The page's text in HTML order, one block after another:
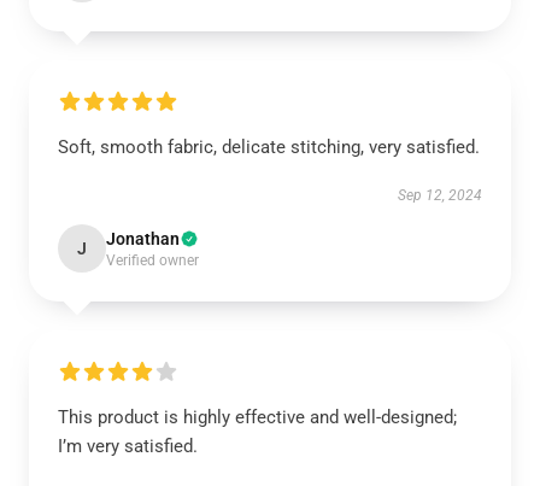
Soft, smooth fabric, delicate stitching, very satisfied.
Sep 12, 2024
J Jonathan
Verified owner
This product is highly effective and well-designed;
I’m very satisfied.